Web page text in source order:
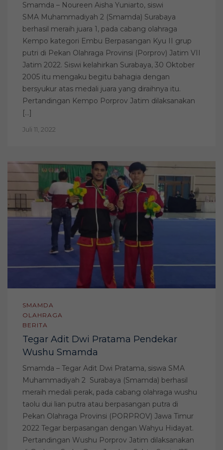
Smamda – Noureen Aisha Yuniarto, siswi
SMA Muhammadiyah 2 (Smamda) Surabaya
berhasil meraih juara 1, pada cabang olahraga
Kempo kategori Embu Berpasangan Kyu II grup
putri di Pekan Olahraga Provinsi (Porprov) Jatim VII
Jatim 2022. Siswi kelahirkan Surabaya, 30 Oktober
2005 itu mengaku begitu bahagia dengan
bersyukur atas medali juara yang diraihnya itu.
Pertandingan Kempo Porprov Jatim dilaksanakan
[…]
Juli 11, 2022
SMAMDA
OLAHRAGA
BERITA
Tegar Adit Dwi Pratama Pendekar
Wushu Smamda
Smamda – Tegar Adit Dwi Pratama, siswa SMA
Muhammadiyah 2 Surabaya (Smamda) berhasil
meraih medali perak, pada cabang olahraga wushu
taolu dui lian putra atau berpasangan putra di
Pekan Olahraga Provinsi (PORPROV) Jawa Timur
2022 Tegar berpasangan dengan Wahyu Hidayat.
Pertandingan Wushu Porprov Jatim dilaksanakan